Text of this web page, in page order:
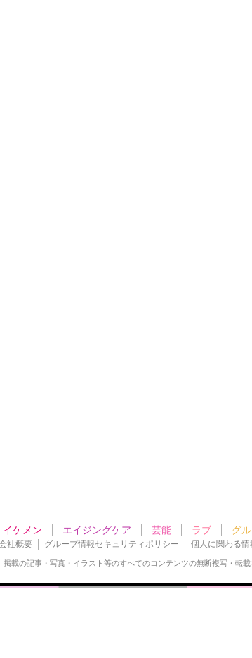
イケメン エイジングケア 芸能 ラブ グ
社概要 グループ情報セキュリティポリシー 個人に関わる
掲載の記事・写真・イラスト等のすべてのコンテンツの無断複写・転載